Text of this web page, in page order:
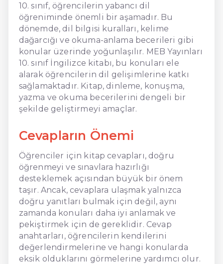
10. sınıf, öğrencilerin yabancı dil
öğreniminde önemli bir aşamadır. Bu
dönemde, dil bilgisi kuralları, kelime
dağarcığı ve okuma-anlama becerileri gibi
konular üzerinde yoğunlaşılır. MEB Yayınları
10. sınıf İngilizce kitabı, bu konuları ele
alarak öğrencilerin dil gelişimlerine katkı
sağlamaktadır. Kitap, dinleme, konuşma,
yazma ve okuma becerilerini dengeli bir
şekilde geliştirmeyi amaçlar.
Cevapların Önemi
Öğrenciler için kitap cevapları, doğru
öğrenmeyi ve sınavlara hazırlığı
desteklemek açısından büyük bir önem
taşır. Ancak, cevaplara ulaşmak yalnızca
doğru yanıtları bulmak için değil, aynı
zamanda konuları daha iyi anlamak ve
pekiştirmek için de gereklidir. Cevap
anahtarları, öğrencilerin kendilerini
değerlendirmelerine ve hangi konularda
eksik olduklarını görmelerine yardımcı olur.